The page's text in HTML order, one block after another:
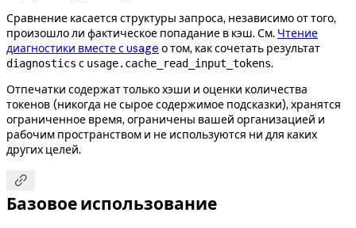
Сравнение касается структуры запроса, независимо от того,
произошло ли фактическое попадание в кэш. См. Чтение
диагностики вместе с usage о том, как сочетать результат
diagnostics с usage.cache_read_input_tokens.
Отпечатки содержат только хэши и оценки количества
токенов (никогда не сырое содержимое подсказки), хранятся
ограниченное время, ограничены вашей организацией и
рабочим пространством и не используются ни для каких
других целей.

Базовое использование